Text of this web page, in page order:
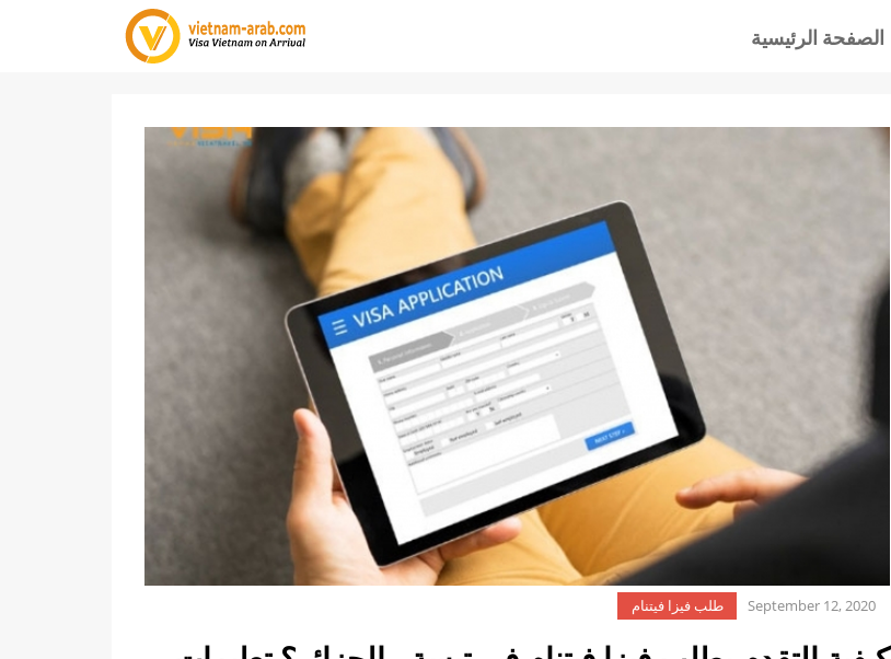
الصفحة الرئيسية
September 12, 2020 طلب فيزا فيتنام